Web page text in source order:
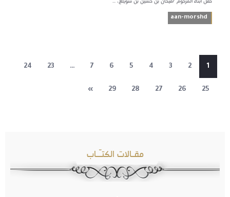
aan-morshd
1
2
3
4
5
6
7
…
23
24
25
26
27
28
29
»
مقـالات الكتـّـاب